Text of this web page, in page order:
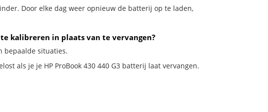
Door elke dag weer opnieuw de batterij op te laden,
kalibreren in plaats van te vervangen?
bepaalde situaties.
als je je HP ProBook 430 440 G3 batterij laat vervangen.